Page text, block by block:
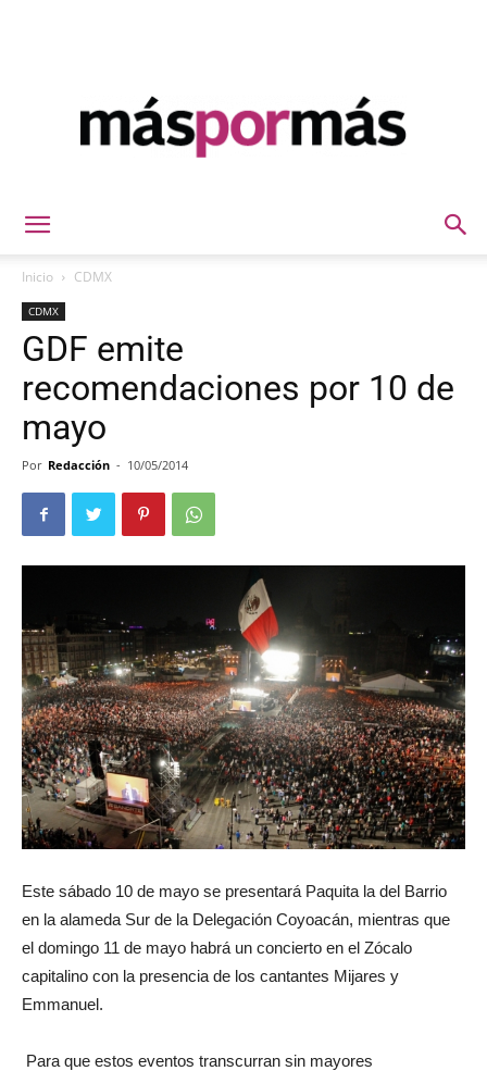
Inicio CDMX
CDMX
GDF emite
recomendaciones por 10 de
mayo
Por Redacción - 10/05/2014
Este sábado 10 de mayo se presentará Paquita la del Barrio
en la alameda Sur de la Delegación Coyoacán, mientras que
el domingo 11 de mayo habrá un concierto en el Zócalo
capitalino con la presencia de los cantantes Mijares y
Emmanuel.
Para que estos eventos transcurran sin mayores